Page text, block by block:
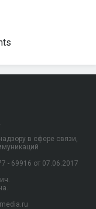
в сфере связи,
- 69916 от 07.06.2017